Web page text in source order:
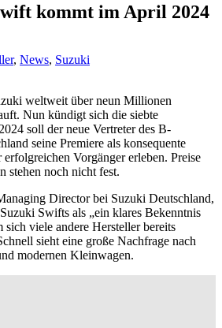
kommt im April 2024
, News, Suzuki
weltweit über neun Millionen
Nun kündigt sich die siebte
soll der neue Vertreter des B-
seine Premiere als konsequente
Vorgänger erleben. Preise
stehen noch nicht fest.
Director bei Suzuki Deutschland,
Swifts als „ein klares Bekenntnis
sich viele andere Hersteller bereits
sieht eine große Nachfrage nach
modernen Kleinwagen.